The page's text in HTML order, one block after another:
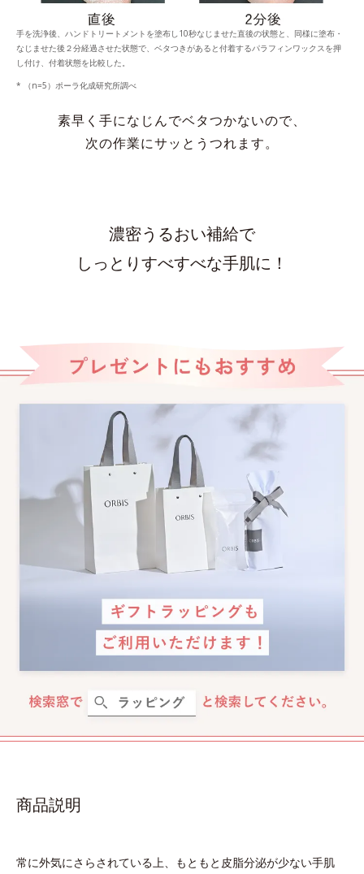
手を洗浄後、ハンドトリートメントを塗布し10秒なじませた直後の状態と、同様に塗布・
なじませた後２分経過させた状態で、ベタつきがあると付着するパラフィンワックスを押
し付け、付着状態を比較した。
* （n=5）ポーラ化成研究所調べ
素早く手になじんでベタつかないので、
次の作業にサッとうつれます。
濃密うるおい補給で
しっとりすべすべな手肌に！
商品説明
常に外気にさらされている上、もともと皮脂分泌が少ない手肌